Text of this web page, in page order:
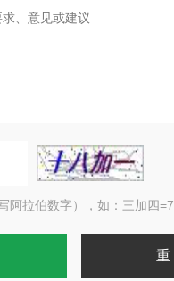
阿拉伯数字），如：三加四=7